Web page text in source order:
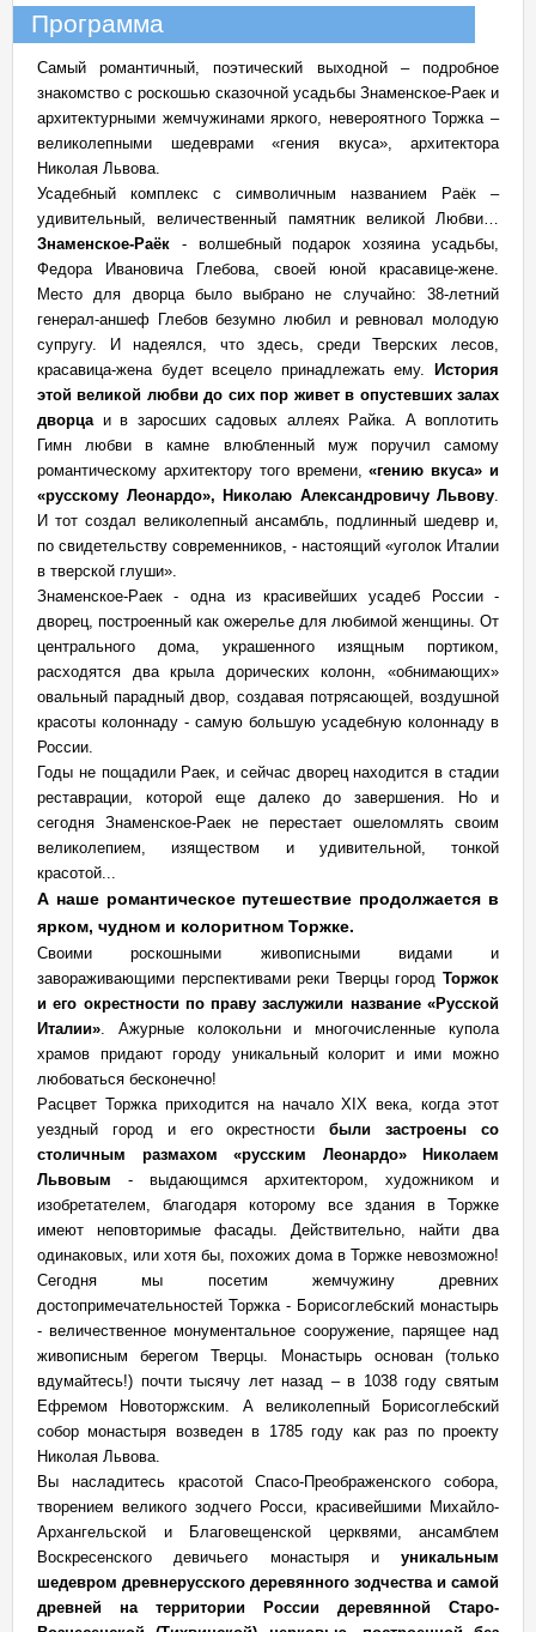
Программа
Самый романтичный, поэтический выходной – подробное
знакомство с роскошью сказочной усадьбы Знаменское-Раек и
архитектурными жемчужинами яркого, невероятного Торжка –
великолепными шедеврами «гения вкуса», архитектора
Николая Львова.
Усадебный комплекс с символичным названием Раёк –
удивительный, величественный памятник великой Любви…
Знаменское-Раёк - волшебный подарок хозяина усадьбы,
Федора Ивановича Глебова, своей юной красавице-жене.
Место для дворца было выбрано не случайно: 38-летний
генерал-аншеф Глебов безумно любил и ревновал молодую
супругу. И надеялся, что здесь, среди Тверских лесов,
красавица-жена будет всецело принадлежать ему. История
этой великой любви до сих пор живет в опустевших залах
дворцаи в заросших садовых аллеях Райка. А воплотить
Гимн любви в камне влюбленный муж поручил самому
романтическому архитектору того времени,«гению вкуса» и
«русскому Леонардо», Николаю Александровичу Львову.
И тот создал великолепный ансамбль, подлинный шедевр и,
по свидетельству современников, - настоящий «уголок Италии
в тверской глуши».
Знаменское-Раек - одна из красивейших усадеб России -
дворец, построенный как ожерелье для любимой женщины. От
центрального дома, украшенного изящным портиком,
расходятся два крыла дорических колонн, «обнимающих»
овальный парадный двор, создавая потрясающей, воздушной
красоты колоннаду - самую большую усадебную колоннаду в
России.
Годы не пощадили Раек, и сейчас дворец находится в стадии
реставрации, которой еще далеко до завершения. Но и
сегодня Знаменское-Раек не перестает ошеломлять своим
великолепием, изяществом и удивительной, тонкой
красотой...
А наше романтическое путешествие продолжается в
ярком, чудном и колоритном Торжке.
Своими роскошными живописными видами и
завораживающими перспективами реки Тверцы город Торжок
и его окрестности по праву заслужили название «Русской
Италии». Ажурные колокольни и многочисленные купола
храмов придают городу уникальный колорит и ими можно
любоваться бесконечно!
Расцвет Торжка приходится на начало XIX века, когда этот
уездный город и его окрестностибыли застроены со
столичным размахом «русским Леонардо» Николаем
Львовым - выдающимся архитектором, художником и
изобретателем, благодаря которому все здания в Торжке
имеют неповторимые фасады. Действительно, найти два
одинаковых, или хотя бы, похожих дома в Торжке невозможно!
Сегодня мы посетим жемчужину древних
достопримечательностей Торжка - Борисоглебский монастырь
- величественное монументальное сооружение, парящее над
живописным берегом Тверцы. Монастырь основан (только
вдумайтесь!) почти тысячу лет назад – в 1038 году святым
Ефремом Новоторжским. А великолепный Борисоглебский
собор монастыря возведен в 1785 году как раз по проекту
Николая Львова.
Вы насладитесь красотой Спасо-Преображенского собора,
творением великого зодчего Росси, красивейшими Михайло-
Архангельской и Благовещенской церквями, ансамблем
Воскресенского девичьего монастыря и уникальным
шедевром древнерусского деревянного зодчества и самой
древней на территории России деревянной Старо-